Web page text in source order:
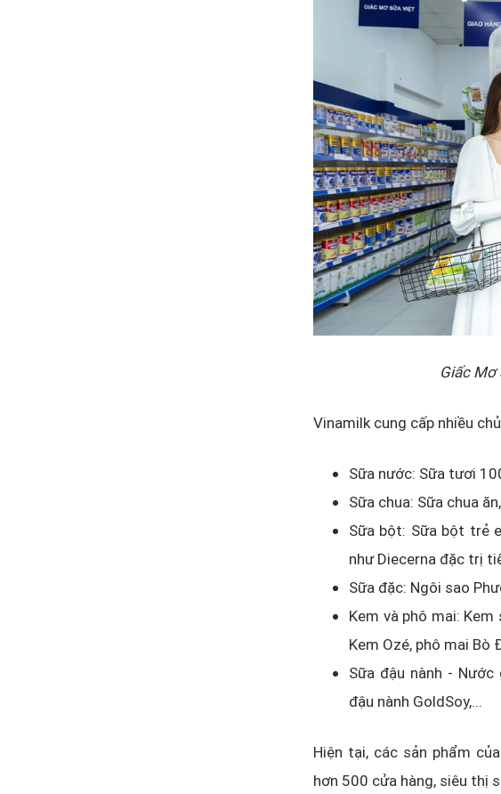
Giấc
Vinamilk cung cấp nhiều
Sữa nước: Sữa tươi
Sữa chua: Sữa chua
Sữa bột: Sữa bột trẻ
như Diecerna đặc trị
Sữa đặc: Ngôi sao
Kem và phô mai:
Kem Ozé, phô mai Bò
Sữa đậu nành -
đậu nành GoldSoy,...
Hiện tại, các sản phẩm
hơn 500 cửa hàng, siêu thị